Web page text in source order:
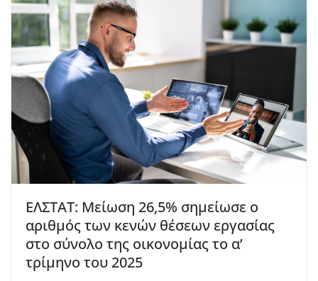
ΕΛΣΤΑΤ: Μείωση 26,5% σημείωσε ο
αριθμός των κενών θέσεων εργασίας
στο σύνολο της οικονομίας το α’
τρίμηνο του 2025